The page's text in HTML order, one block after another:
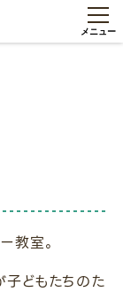
教室。
子どもたちのた